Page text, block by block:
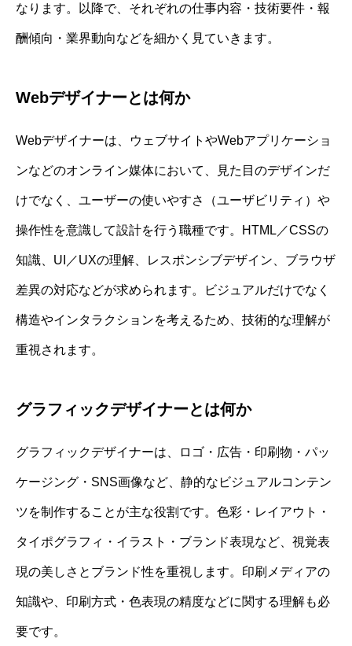
なります。以降で、それぞれの仕事内容・技術要件・報
酬傾向・業界動向などを細かく見ていきます。
Webデザイナーとは何か
Webデザイナーは、ウェブサイトやWebアプリケーショ
ンなどのオンライン媒体において、見た目のデザインだ
けでなく、ユーザーの使いやすさ（ユーザビリティ）や
操作性を意識して設計を行う職種です。HTML／CSSの
知識、UI／UXの理解、レスポンシブデザイン、ブラウザ
差異の対応などが求められます。ビジュアルだけでなく
構造やインタラクションを考えるため、技術的な理解が
重視されます。
グラフィックデザイナーとは何か
グラフィックデザイナーは、ロゴ・広告・印刷物・パッ
ケージング・SNS画像など、静的なビジュアルコンテン
ツを制作することが主な役割です。色彩・レイアウト・
タイポグラフィ・イラスト・ブランド表現など、視覚表
現の美しさとブランド性を重視します。印刷メディアの
知識や、印刷方式・色表現の精度などに関する理解も必
要です。